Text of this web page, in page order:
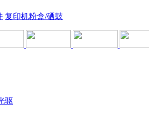
复印机粉盒/硒鼓
驱